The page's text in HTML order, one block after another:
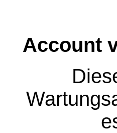
Account